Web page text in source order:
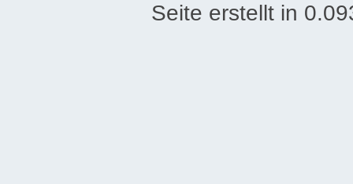
Seite erstellt in